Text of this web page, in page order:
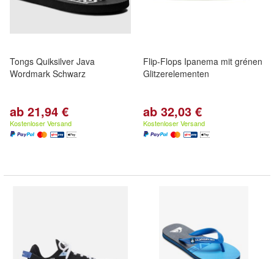
Tongs Quiksilver Java
Wordmark Schwarz
ab 21,94 €
Kostenloser Versand
Flip-Flops Ipanema mit grénen
Glitzerelementen
ab 32,03 €
Kostenloser Versand